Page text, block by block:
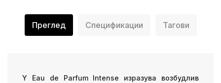
Преглед Спецификации Тагови
Y Eau de Parfum Intense изразува возбудлив